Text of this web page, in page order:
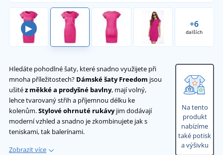
▶ +6
dalších
Hledáte pohodlné šaty, které snadno využijete při
mnoha příležitostech? Dámské šaty Freedom jsou
ušitéz měkké a prodyšné bavlny, mají volný,
lehce tvarovaný střih a příjemnou délku ke
kolenům.Stylové ohrnuté rukávyjim dodávají
moderní vzhled a snadno je zkombinujete jak s
teniskami, tak balerínami.
Zobrazit více
Na tento
produkt
nabízíme
také potisk
a výšivku